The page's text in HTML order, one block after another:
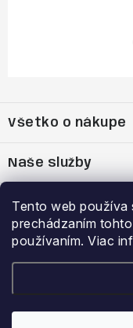
Tento web používa
prechádzaním
používaním. Viac
p
ä
t
Všetko o nákupe
OBCHODNÉ PODMIENKY
Zásady spracovania
Reklamačný poriadok
Naše služby
Bootfitting -
Dynamická analýza
Požičovňa lyží
Výhody a zľavy
Garancia najnižšej
Prihlásenie